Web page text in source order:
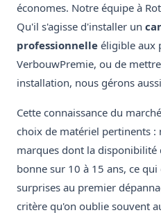
économes. Notre équipe à
Qu'il s'agisse d'installer un
professionnelle éligible aux
VerbouwPremie, ou de
installation, nous gérons
Cette connaissance du
choix de matériel pertinents :
marques dont la disponibilité
bonne sur 10 à 15 ans, ce
surprises au premier
critère qu'on oublie souvent